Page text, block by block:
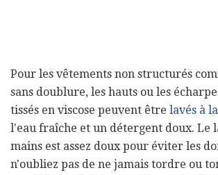
Pour les vêtements non structurés
sans doublure, les hauts ou les
tissés en viscose peuvent être lavés à
l'eau fraîche et un détergent doux. Le
mains est assez doux pour éviter les
n'oubliez pas de ne jamais tordre ou